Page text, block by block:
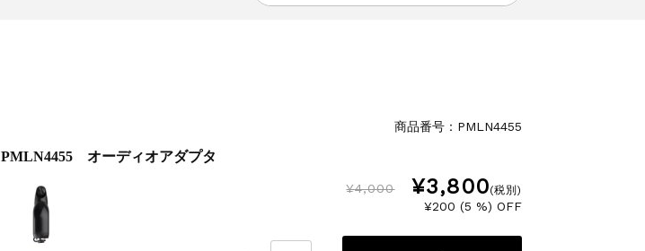
商品番号：PMLN4455
PMLN4455 オーディオアダプタ
¥4,000 ¥3,800(税別)
¥200 (5 %) OFF